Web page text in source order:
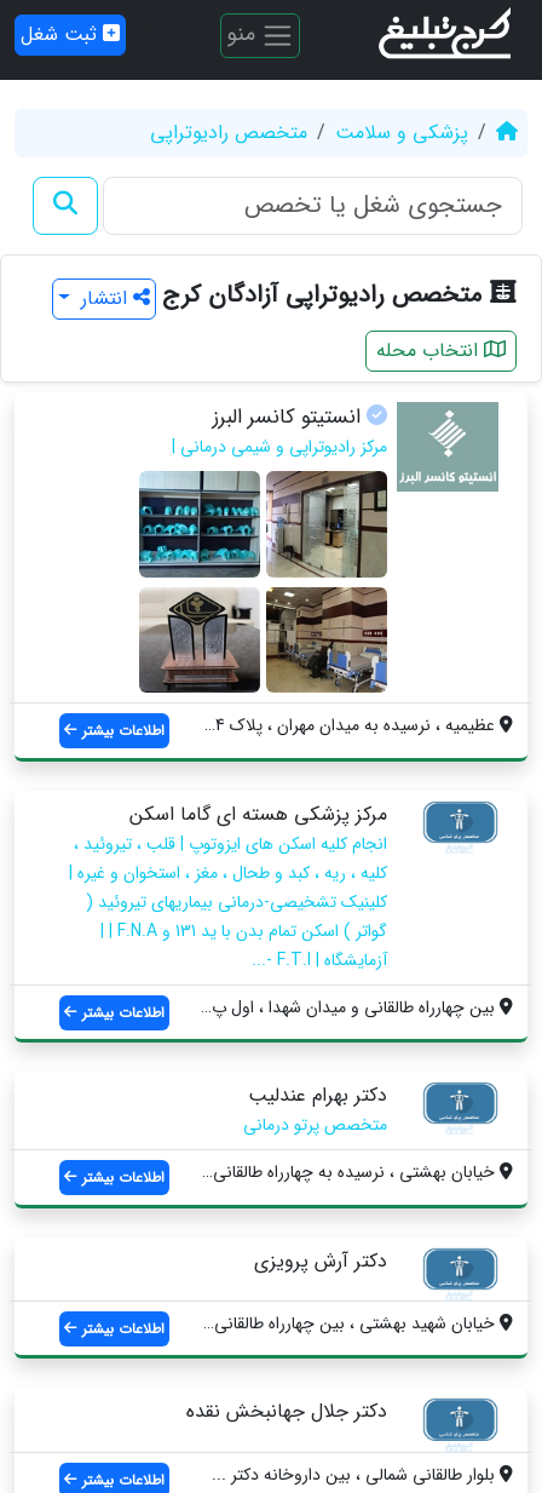
منو ثبت شغل
پزشکی و سلامت متخصص رادیوتراپی
متخصص رادیوتراپی آزادگان کرج
انتشار
انتخاب محله
انستیتو کانسر البرز
مرکز رادیوتراپی و شیمی درمانی |
عظیمیه ، نرسیده به میدان مهران ، پلاک 44... اطلاعات بیشتر
مرکز پزشکی هسته ای گاما اسکن
انجام کلیه اسکن های ایزوتوپ | قلب ، تیروئید ،
کلیه ، ریه ، کبد و طحال ، مغز ، استخوان و غیره |
کلینیک تشخیصی-درمانی بیماریهای تیروئید (
گواتر ) اسکن تمام بدن با ید 131 و F.N.A | |
آزمایشگاه | F.T.I -...
بین چهارراه طالقانی و میدان شهدا ، اول پ...
اطلاعات بیشتر
دکتر بهرام عندلیب
متخصص پرتو درمانی
خيابان بهشتي ، نرسیده به چهارراه طالقانی...
اطلاعات بیشتر
دکتر آرش پرویزی
خیابان شهید بهشتی ، بین چهارراه طالقانی ... اطلاعات بیشتر
دکتر جلال جهانبخش نقده
بلوار طالقانی شمالی ، بین داروخانه دکتر ... اطلاعات بیشتر